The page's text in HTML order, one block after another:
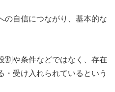
の自信につながり、基本的な
割や条件などではなく、存在
・受け入れられているという